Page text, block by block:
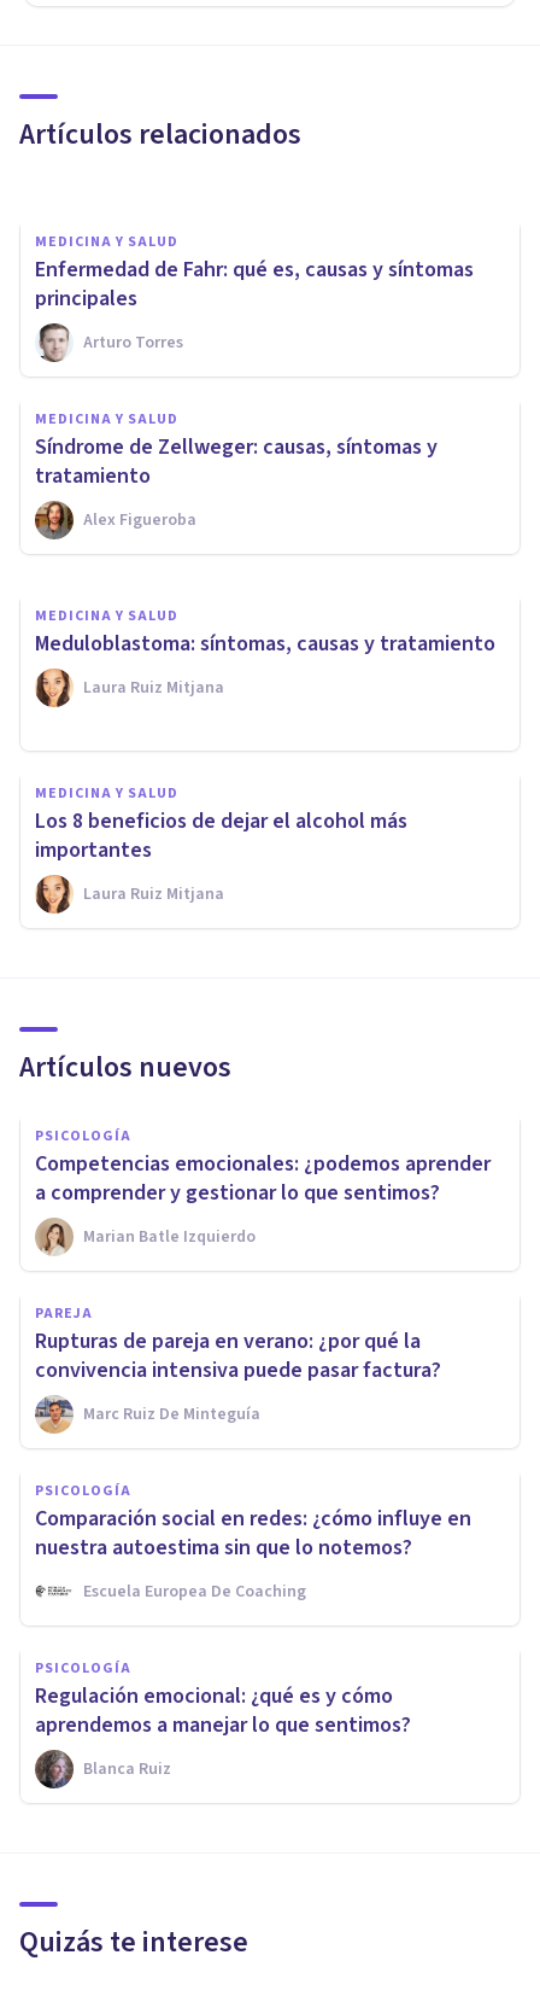
Artículos relacionados
síntomas, causas y tipos
MEDICINA Y SALUD
Enfermedad de Fahr: qué es, causas y síntomas
principales
Arturo Torres
MEDICINA Y SALUD
Síndrome de Zellweger: causas, síntomas y
tratamiento
Alex Figueroba
¿Por qué se nos duermen las
piernas?
Valentín Elorza
MEDICINA Y SALUD
Meduloblastoma: síntomas, causas y tratamiento
Laura Ruiz Mitjana
MEDICINA Y SALUD
Los 8 beneficios de dejar el alcohol más
importantes
Laura Ruiz Mitjana
Artículos nuevos
PSICOLOGÍA
Competencias emocionales: ¿podemos aprender
a comprender y gestionar lo que sentimos?
Marian Batle Izquierdo
PAREJA
Rupturas de pareja en verano: ¿por qué la
convivencia intensiva puede pasar factura?
Marc Ruiz De Minteguía
PSICOLOGÍA
Comparación social en redes: ¿cómo influye en
nuestra autoestima sin que lo notemos?
Escuela Europea De Coaching
PSICOLOGÍA
Regulación emocional: ¿qué es y cómo
aprendemos a manejar lo que sentimos?
Blanca Ruiz
Quizás te interese